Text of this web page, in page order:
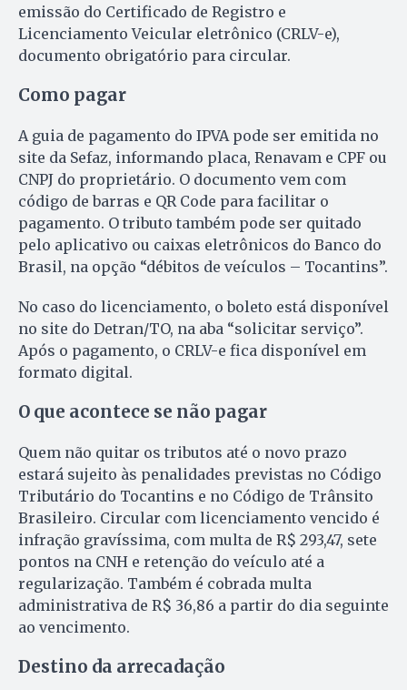
emissão do Certificado de Registro e
Licenciamento Veicular eletrônico (CRLV-e),
documento obrigatório para circular.
Como pagar
A guia de pagamento do IPVA pode ser emitida no
site da Sefaz, informando placa, Renavam e CPF ou
CNPJ do proprietário. O documento vem com
código de barras e QR Code para facilitar o
pagamento. O tributo também pode ser quitado
pelo aplicativo ou caixas eletrônicos do Banco do
Brasil, na opção “débitos de veículos – Tocantins”.
No caso do licenciamento, o boleto está disponível
no site do Detran/TO, na aba “solicitar serviço”.
Após o pagamento, o CRLV-e fica disponível em
formato digital.
O que acontece se não pagar
Quem não quitar os tributos até o novo prazo
estará sujeito às penalidades previstas no Código
Tributário do Tocantins e no Código de Trânsito
Brasileiro. Circular com licenciamento vencido é
infração gravíssima, com multa de R$ 293,47, sete
pontos na CNH e retenção do veículo até a
regularização. Também é cobrada multa
administrativa de R$ 36,86 a partir do dia seguinte
ao vencimento.
Destino da arrecadação